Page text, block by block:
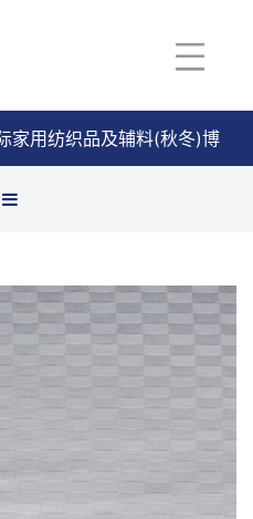
家用纺织品及辅料(秋冬)博
查看详情
料
布